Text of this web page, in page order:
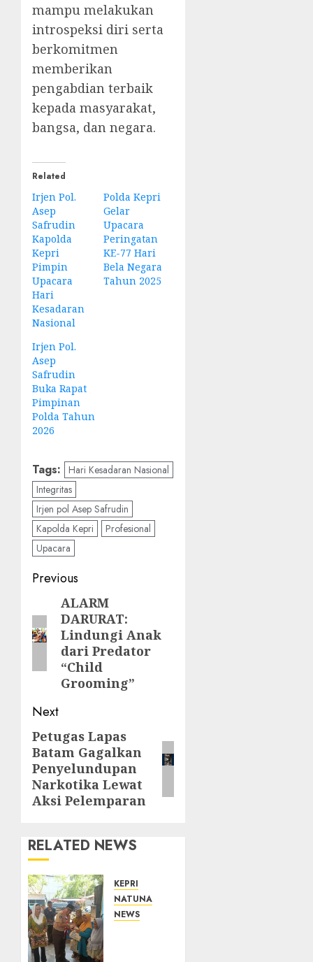
mampu melakukan
introspeksi diri serta
berkomitmen
memberikan
pengabdian terbaik
kepada masyarakat,
bangsa, dan negara.
Related
Irjen Pol.
Asep
Safrudin
Kapolda
Kepri
Pimpin
Upacara
Hari
Kesadaran
Nasional
Polda Kepri
Gelar
Upacara
Peringatan
KE-77 Hari
Bela Negara
Tahun 2025
Irjen Pol.
Asep
Safrudin
Buka Rapat
Pimpinan
Polda Tahun
2026
Tags: Hari Kesadaran Nasional
Integritas
Irjen pol Asep Safrudin
Kapolda Kepri
Profesional
Upacara
Post
navigation
Previous
Previous
post:
ALARM
DARURAT:
Lindungi Anak
dari Predator
“Child
Grooming”
Next
Next
post:
Petugas Lapas
Batam Gagalkan
Penyelundupan
Narkotika Lewat
Aksi Pelemparan
RELATED NEWS
KEPRI
NATUNA
NEWS